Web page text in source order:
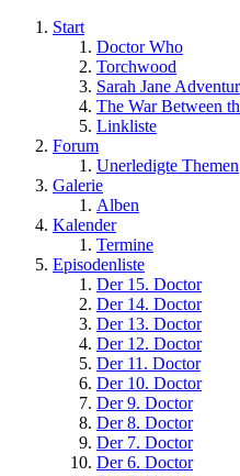
Start
Doctor Who
Torchwood
Sarah Jane
The War Between
Linkliste
Forum
Unerledigte Themen
Galerie
Alben
Kalender
Termine
Episodenliste
Der 15. Doctor
Der 14. Doctor
Der 13. Doctor
Der 12. Doctor
Der 11. Doctor
Der 10. Doctor
Der 9. Doctor
Der 8. Doctor
Der 7. Doctor
Der 6. Doctor